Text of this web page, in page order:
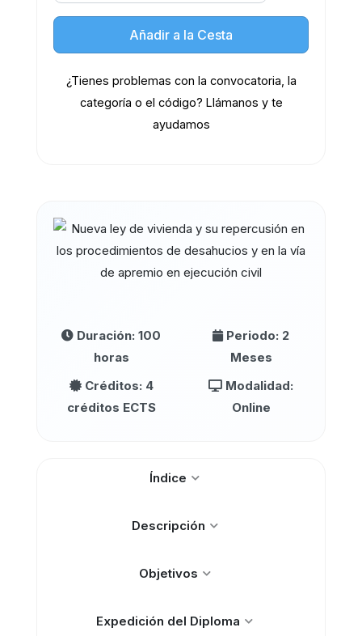
Duración: 100
horas
Periodo: 2
Meses
Créditos: 4
créditos ECTS
Modalidad:
Online
Índice
Descripción
Objetivos
Expedición del Diploma
Añadir a la Cesta
¿Tienes problemas con la convocatoria, la
categoría o el código? Llámanos y te
ayudamos